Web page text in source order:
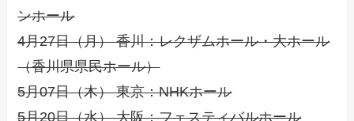
ンホール
4月27日（月） 香川：レクザムホール・大ホール
（香川県県民ホール）
5月07日（木） 東京：NHKホール
5月20日（水） 大阪：フェスティバルホール